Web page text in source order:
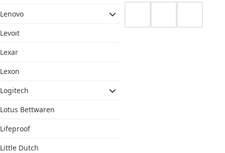
Lenovo
Levoit
Lexar
Lexon
Logitech
Lotus Bettwaren
Lifeproof
Little Dutch